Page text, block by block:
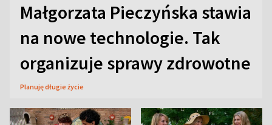
Małgorzata Pieczyńska stawia
na nowe technologie. Tak
organizuje sprawy zdrowotne
Planuję długie życie